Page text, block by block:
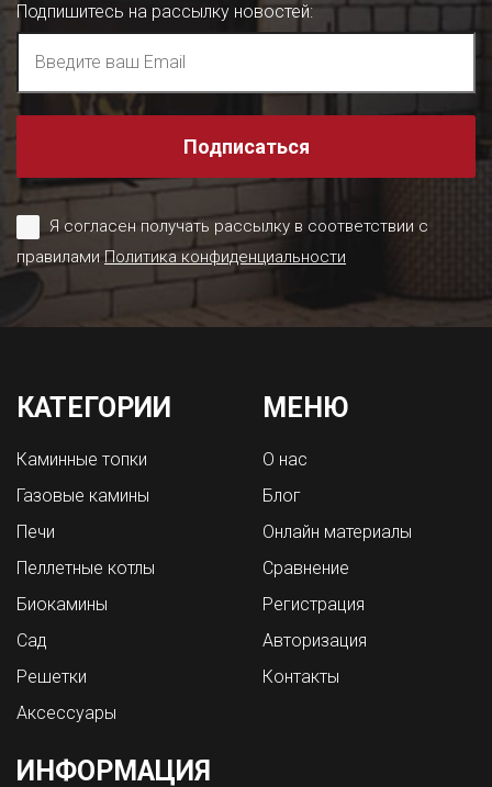
Подпишитесь на рассылку новостей:
Подписаться
Я согласен получать рассылку в соответствии с
правиламиПолитика конфиденциальности
КАТЕГОРИИ
Каминные топки
Газовые камины
Печи
Пеллетные котлы
Биокамины
Сад
Решетки
Аксессуары
МЕНЮ
О нас
Блог
Онлайн материалы
Сравнение
Регистрация
Авторизация
Контакты
ИНФОРМАЦИЯ